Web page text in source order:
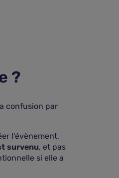
?
confusion par
l'évènement,
survenu, et pas
si elle a